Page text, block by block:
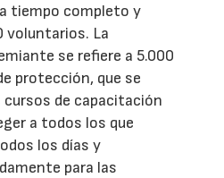
tiempo completo y
voluntarios. La
se refiere a 5.000
protección, que se
de capacitación
a todos los que
los días y
para las